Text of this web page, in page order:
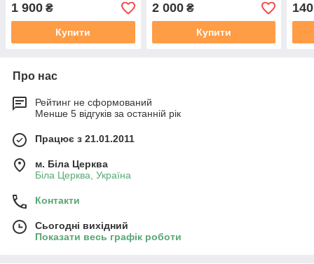
1 900 ₴
Купити
2 000₴
Купити
140
Про нас
Рейтинг не сформований
Менше 5 відгуків за останній рік
Працює з 21.01.2011
м. Біла Церква
Біла Церква, Україна
Контакти
Сьогодні вихідний
Показати весь графік роботи